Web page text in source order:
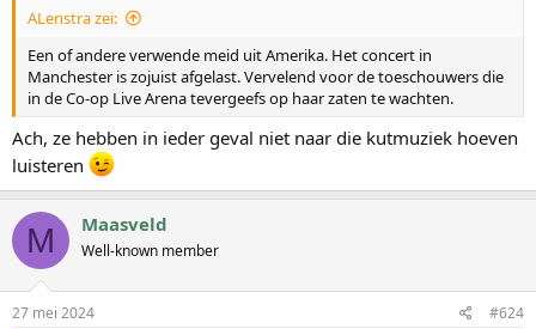
ALenstra zei:
Een of andere verwende meid uit Amerika. Het concert in
Manchester is zojuist afgelast. Vervelend voor de toeschouwers die
in de Co-op Live Arena tevergeefs op haar zaten te wachten.
Ach, ze hebben in ieder geval niet naar die kutmuziek hoeven
luisteren
M Maasveld
Well-known member
27 mei 2024 #624